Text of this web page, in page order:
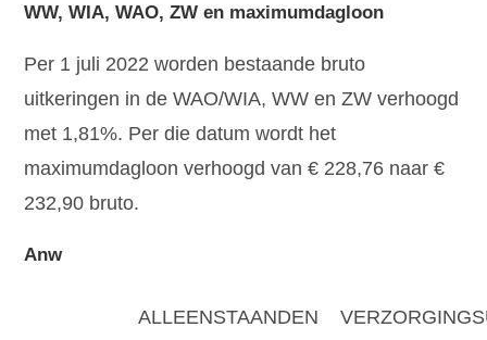
WW, WIA, WAO, ZW en maximumdagloon
Per 1 juli 2022 worden bestaande bruto
uitkeringen in de WAO/WIA, WW en ZW verhoogd
met 1,81%. Per die datum wordt het
maximumdagloon verhoogd van € 228,76 naar €
232,90 bruto.
Anw
ALLEENSTAANDEN